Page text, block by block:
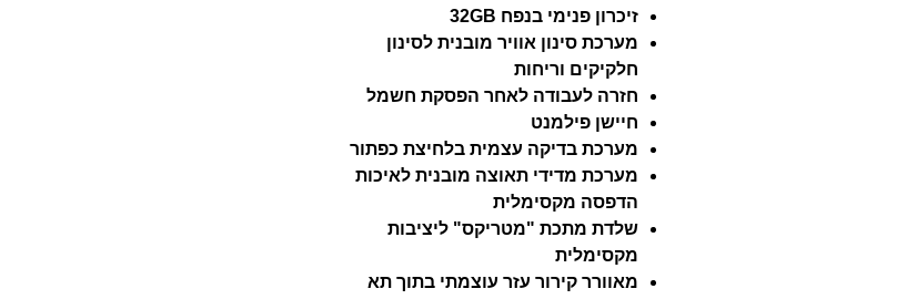
זיכרון פנימי בנפח 32GB
מערכת סינון אוויר מובנית לסינון
חלקיקים וריחות
חזרה לעבודה לאחר הפסקת חשמל
חיישן פילמנט
מערכת בדיקה עצמית בלחיצת כפתור
מערכת מדידי תאוצה מובנית לאיכות
הדפסה מקסימלית
שלדת מתכת "מטריקס" ליציבות
מקסימלית
מאוורר קירור עזר עוצמתי בתוך תא